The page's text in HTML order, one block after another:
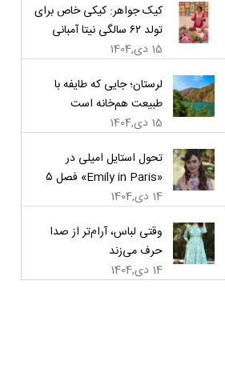
کیک جواهر: کیکی خاص برای
تولد ۶۲ سالگی نیتا آمبانی
15 دی,1404
لرستان؛ جایی که طایفه با
طبیعت هم‌خانه است
15 دی,1404
تحول استایل امیلی در
«Emily in Paris» فصل ۵
14 دی,1404
وقتی لباس، آرام‌تر از صدا
حرف می‌زند
14 دی,1404